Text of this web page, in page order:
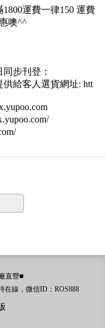
運費一律150 運費
噢^^
步刊登：
給客人選貨網址: htt
直營■
在線，微信ID：ROS888